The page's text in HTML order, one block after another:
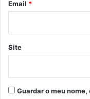
*
Email *
Site
Guardar o meu